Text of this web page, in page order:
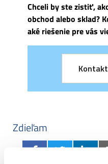
Chceli by ste zistiť,
obchod alebo sklad?
aké riešenie pre vás
Zdieľam